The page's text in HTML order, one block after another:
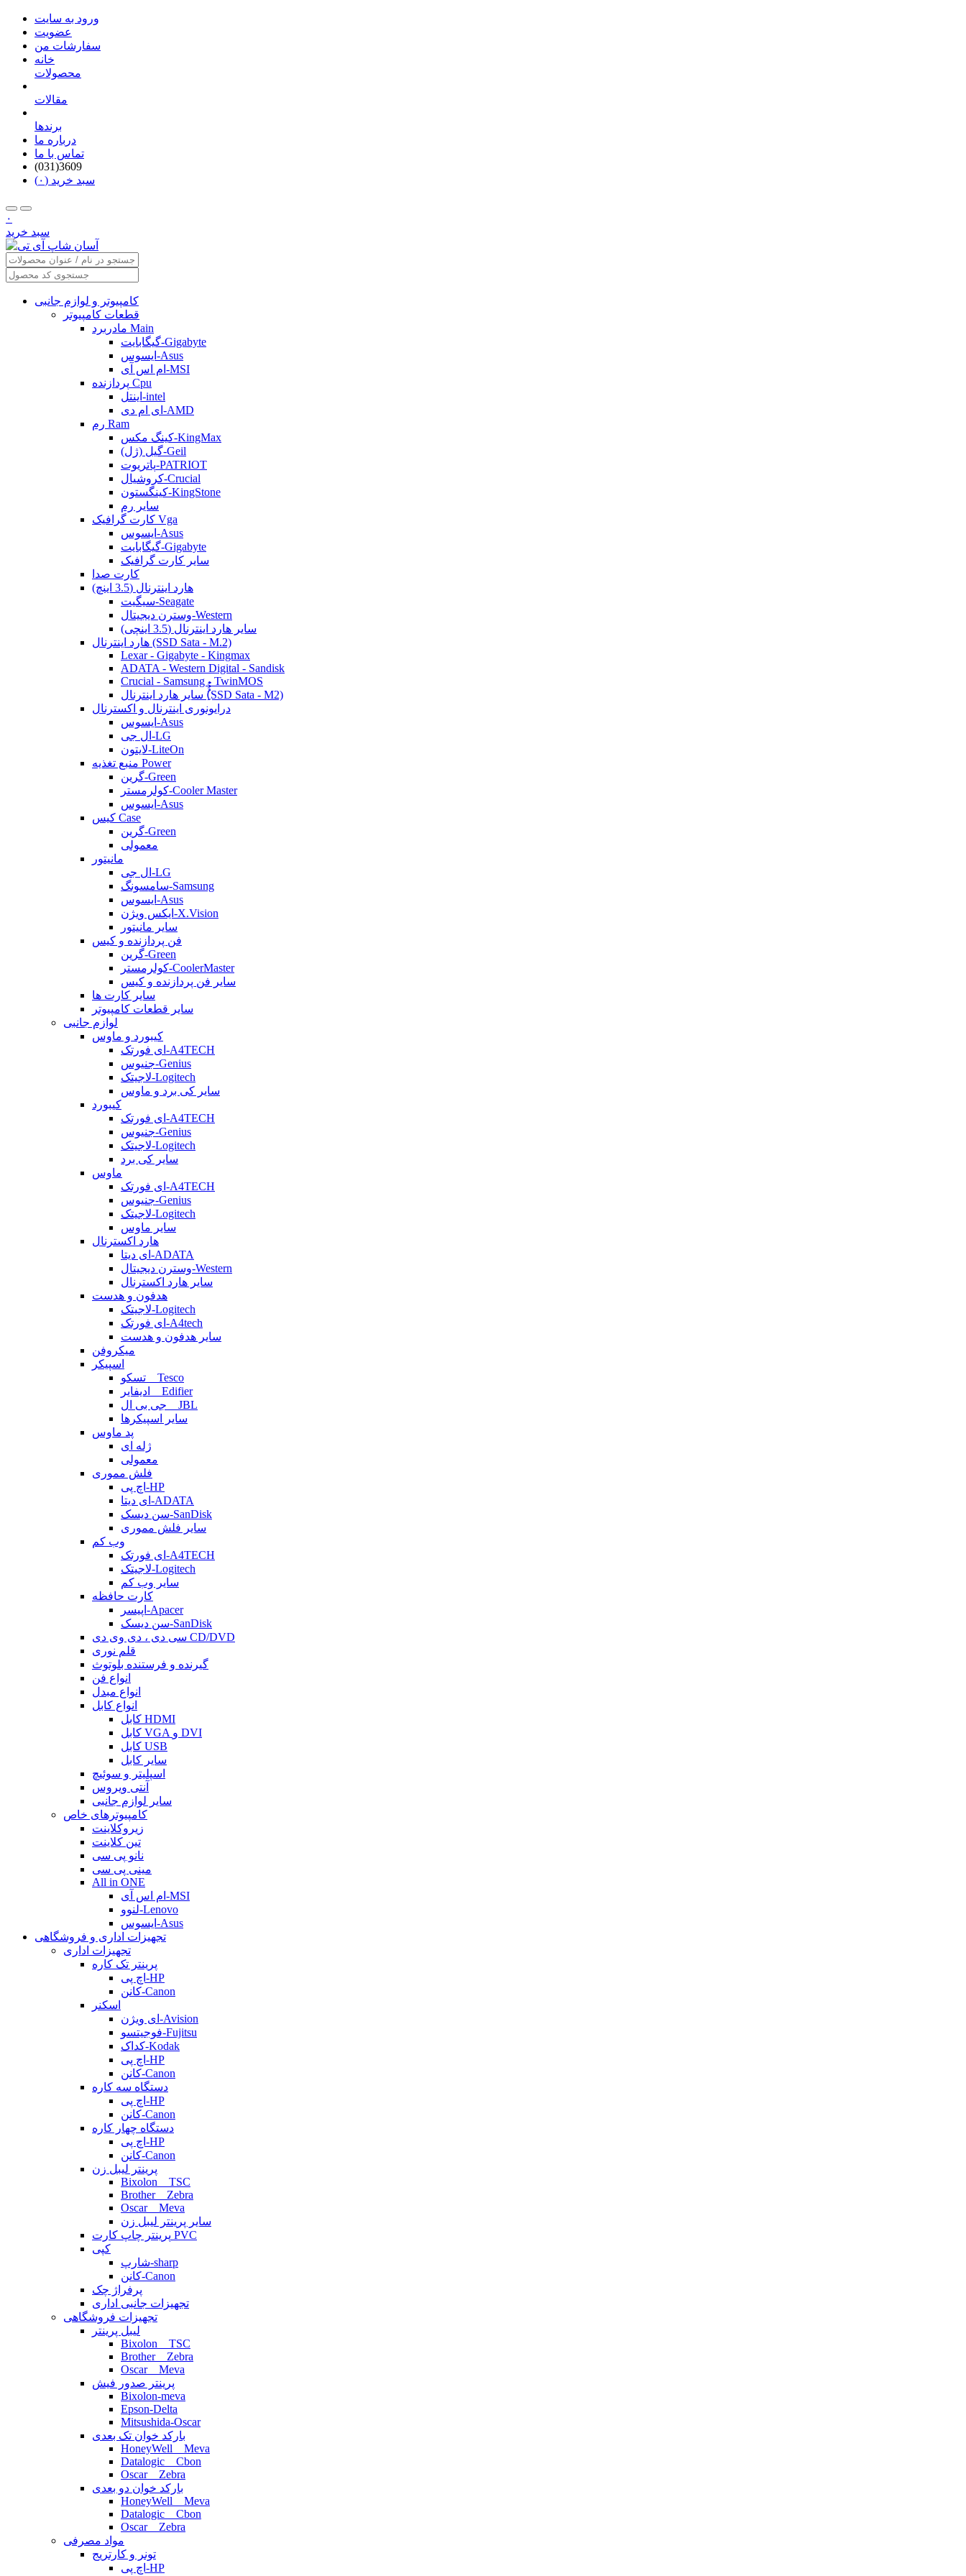
ورود به سایت
عضویت
سفارشات من
خانه
محصولات
مقالات
برندها
درباره ما
تماس با ما
(031)3609
سبد خرید (۰)
۰
سبد خرید
کامپیوتر و لوازم جانبی
قطعات کامپیوتر
مادربرد Main
گیگابایت-Gigabyte
ایسوس-Asus
ام اس آی-MSI
پردازنده Cpu
اینتل-intel
ای ام دی-AMD
رم Ram
کینگ مکس-KingMax
گیل (ژل)-Geil
پاتریوت-PATRIOT
کروشیال-Crucial
کینگستون-KingStone
سایر رم
کارت گرافیک Vga
ایسوس-Asus
گیگابایت-Gigabyte
سایر کارت گرافیک
کارت صدا
هارد اینترنال (3.5 اینچ)
سیگیت-Seagate
وسترن دیجیتال-Western
سایر هارد اینترنال (3.5 اینچی)
هارد اینترنال (SSD Sata - M.2)
Lexar - Gigabyte - Kingmax
ADATA - Western Digital - Sandisk
Crucial - Samsung - TwinMOS
سایر هارد اینترنال (ُُُِSSD Sata - M2)
درایونوری اینترنال و اکسترنال
ایسوس-Asus
ال جی-LG
لایتون-LiteOn
منبع تغذیه Power
گرین-Green
کولرمستر-Cooler Master
ایسوس-Asus
کیس Case
گرین-Green
معمولی
مانیتور
ال جی-LG
سامسونگ-Samsung
ایسوس-Asus
ایکس ویژن-X.Vision
سایر مانیتور
فن پردازنده و کیس
گرین-Green
کولرمستر-CoolerMaster
سایر فن پردازنده و کیس
سایر کارت ها
سایر قطعات کامپیوتر
لوازم جانبی
کیبورد و ماوس
ای فورتک-A4TECH
جنیوس-Genius
لاجیتک-Logitech
سایر کی برد و ماوس
کیبورد
ای فورتک-A4TECH
جنیوس-Genius
لاجیتک-Logitech
سایر کی برد
ماوس
ای فورتک-A4TECH
جنیوس-Genius
لاجیتک-Logitech
سایر ماوس
هارد اکسترنال
ای دیتا-ADATA
وسترن دیجیتال-Western
سایر هارد اکسترنال
هدفون و هدست
لاجیتک-Logitech
ای فورتک-A4tech
سایر هدفون و هدست
میکروفن
اسپیکر
تسکو _ Tesco
ادیفایر _ Edifier
جی بی ال _ JBL
سایر اسپیکرها
پد ماوس
ژله ای
معمولی
فلش مموری
اچ پی-HP
ای دیتا-ADATA
سن دیسک-SanDisk
سایر فلش مموری
وب کم
ای فورتک-A4TECH
لاجیتک-Logitech
سایر وب کم
کارت حافظه
اپیسر-Apacer
سن دیسک-SanDisk
سی دی ، دی وی دی CD/DVD
قلم نوری
گیرنده و فرستنده بلوتوث
انواع فن
انواع مبدل
انواع کابل
کابل HDMI
کابل VGA و DVI
کابل USB
سایر کابل
اسپلیتر و سوئیچ
آنتی ویروس
سایر لوازم جانبی
کامپیوترهای خاص
زیروکلاینت
تین کلاینت
نانو پی سی
مینی پی سی
All in ONE
ام اس آی-MSI
لنوو-Lenovo
ایسوس-Asus
تجهیزات اداری و فروشگاهی
تجهیزات اداری
پرینتر تک کاره
اچ پی-HP
کانن-Canon
اسکنر
ای ویژن-Avision
فوجیتسو-Fujitsu
کداک-Kodak
اچ پی-HP
کانن-Canon
دستگاه سه کاره
اچ پی-HP
کانن-Canon
دستگاه چهار کاره
اچ پی-HP
کانن-Canon
پرینتر لیبل زن
Bixolon _ TSC
Brother _ Zebra
Oscar _ Meva
سایر پرینتر لیبل زن
پرینتر چاپ کارت PVC
کپی
شارپ-sharp
کانن-Canon
پرفراژ چک
تجهیزات جانبی اداری
تجهیزات فروشگاهی
لیبل پرینتر
Bixolon _ TSC
Brother _ Zebra
Oscar _ Meva
پرینتر صدور فیش
Bixolon-meva
Epson-Delta
Mitsushida-Oscar
بارکد خوان تک بعدی
HoneyWell _ Meva
Datalogic _ Cbon
Oscar _ Zebra
بارکد خوان دو بعدی
HoneyWell _ Meva
Datalogic _ Cbon
Oscar _ Zebra
مواد مصرفی
تونر و کارتریج
اچ پی-HP